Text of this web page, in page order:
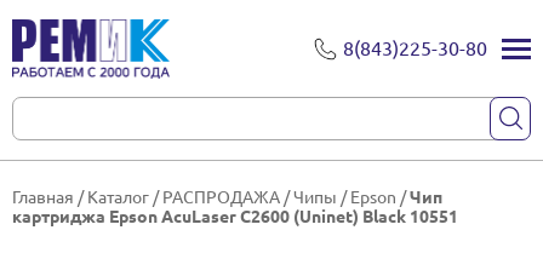
8(843)225-30-80
Главная /Каталог /РАСПРОДАЖА /Чипы /Epson /Чип
картриджа Epson AcuLaser C2600 (Uninet) Black 10551